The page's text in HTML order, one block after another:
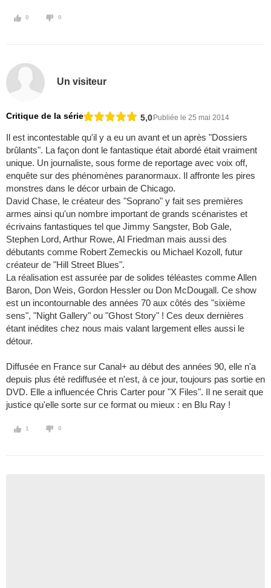
0 0
Un visiteur
Critique de la série 5,0Publiée le 25 mai 2014
Il est incontestable qu'il y a eu un avant et un après "Dossiers
brûlants". La façon dont le fantastique était abordé était vraiment
unique. Un journaliste, sous forme de reportage avec voix off,
enquête sur des phénomènes paranormaux. Il affronte les pires
monstres dans le décor urbain de Chicago.
David Chase, le créateur des "Soprano" y fait ses premières
armes ainsi qu'un nombre important de grands scénaristes et
écrivains fantastiques tel que Jimmy Sangster, Bob Gale,
Stephen Lord, Arthur Rowe, Al Friedman mais aussi des
débutants comme Robert Zemeckis ou Michael Kozoll, futur
créateur de "Hill Street Blues".
La réalisation est assurée par de solides téléastes comme Allen
Baron, Don Weis, Gordon Hessler ou Don McDougall. Ce show
est un incontournable des années 70 aux côtés des "sixième
sens", "Night Gallery" ou "Ghost Story" ! Ces deux dernières
étant inédites chez nous mais valant largement elles aussi le
détour.
Diffusée en France sur Canal+ au début des années 90, elle n'a
depuis plus été rediffusée et n'est, à ce jour, toujours pas sortie en
DVD. Elle a influencée Chris Carter pour "X Files". Il ne serait que
justice qu'elle sorte sur ce format ou mieux : en Blu Ray !
1 0